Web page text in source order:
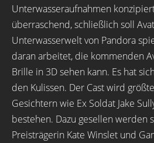
Unterwasseraufnahmen
überraschend, schließlich soll
Unterwasserwelt von Pandora
daran arbeitet, die kommenden
Brille in 3D sehen kann. Es hat
den Kulissen. Der Cast wird
Gesichtern wie Ex Soldat Jake
bestehen. Dazu gesellen werden
Preisträgerin Kate Winslet und